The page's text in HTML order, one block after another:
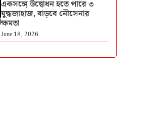
একসঙ্গে উদ্বোধন হতে পারে ৩
যুদ্ধজাহাজ, বাড়বে নৌসেনার
ক্ষমতা
June 18, 2026